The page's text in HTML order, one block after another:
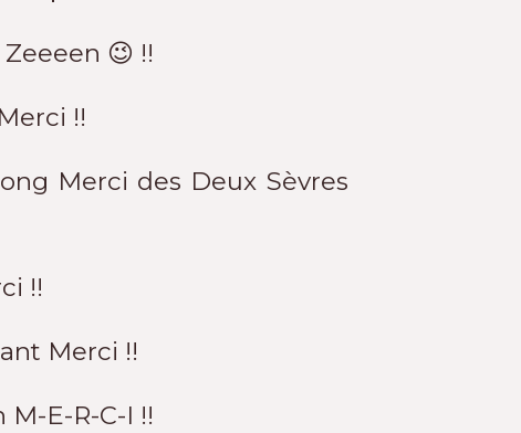
😉 !!
!!
Merci des Deux Sèvres
!!
Merci !!
E-R-C-I !!